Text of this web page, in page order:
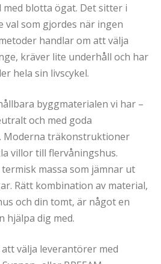
med blotta ögat. Det sitter i
val som gjordes när ingen
handlar om att välja
kräver lite underhåll och har
hela sin livscykel.
byggmaterialen vi har –
och med goda
Moderna träkonstruktioner
villor till flervåningshus.
massa som jämnar ut
Rätt kombination av material,
och din tomt, är något en
hjälpa dig med.
välja leverantörer med